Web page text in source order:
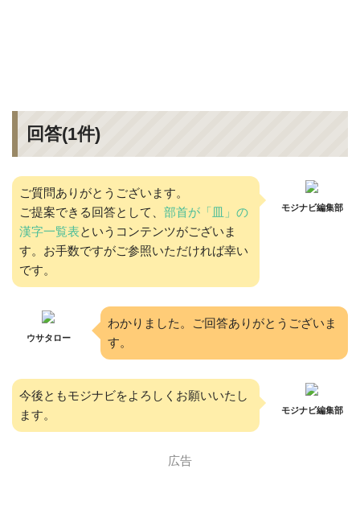
回答(1件)
ご質問ありがとうございます。
ご提案できる回答として、部首が「皿」の
漢字一覧表というコンテンツがございま
す。お手数ですがご参照いただければ幸い
です。
モジナビ編集部
ウサタロー
わかりました。ご回答ありがとうございま
す。
今後ともモジナビをよろしくお願いいたし
ます。
モジナビ編集部
広告